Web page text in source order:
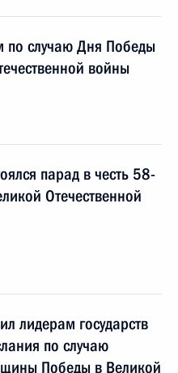
по случаю Дня Победы
войны
парад в честь 58-
Отечественной
лидерам государств
по случаю
Победы в Великой